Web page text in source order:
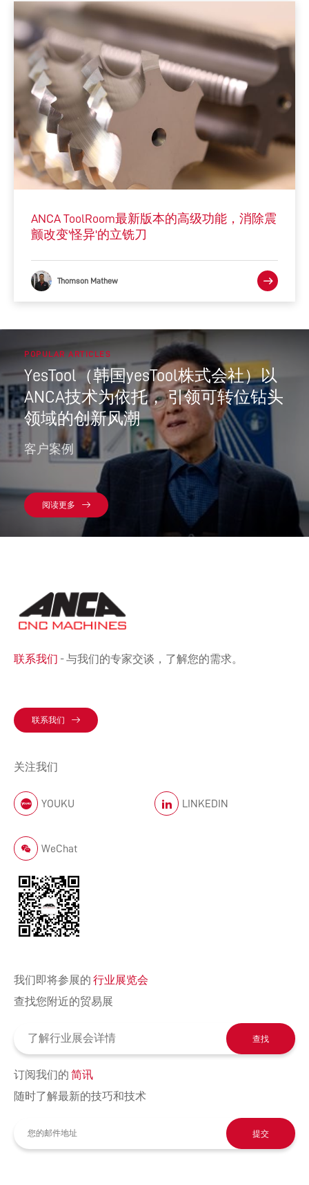
ANCA ToolRoom最新版本的高级功能，消除震
颤改变'怪异'的立铣刀
Thomson Mathew
POPULAR ARTICLES
YesTool（韩国yesTool株式会社）以
ANCA技术为依托， 引领可转位钻头
领域的创新风潮
客户案例
阅读更多
联系我们 - 与我们的专家交谈，了解您的需求。
联系我们
关注我们
YOUKU LINKEDIN
WeChat
我们即将参展的 行业展览会
查找您附近的贸易展
查找
订阅我们的 简讯
随时了解最新的技巧和技术
提交